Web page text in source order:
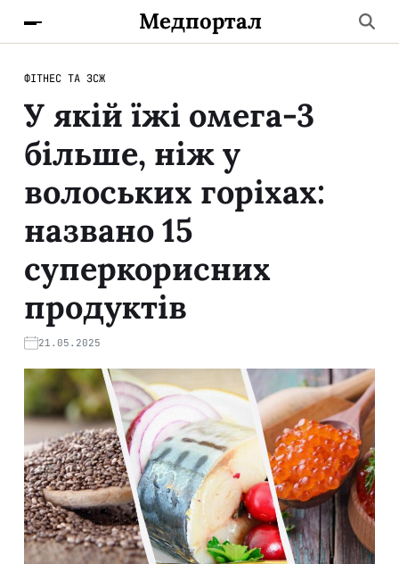
Медпортал
ФІТНЕС ТА ЗСЖ
У якій їжі омега-3
більше, ніж у
волоських горіхах:
названо 15
суперкорисних
продуктів
21.05.2025